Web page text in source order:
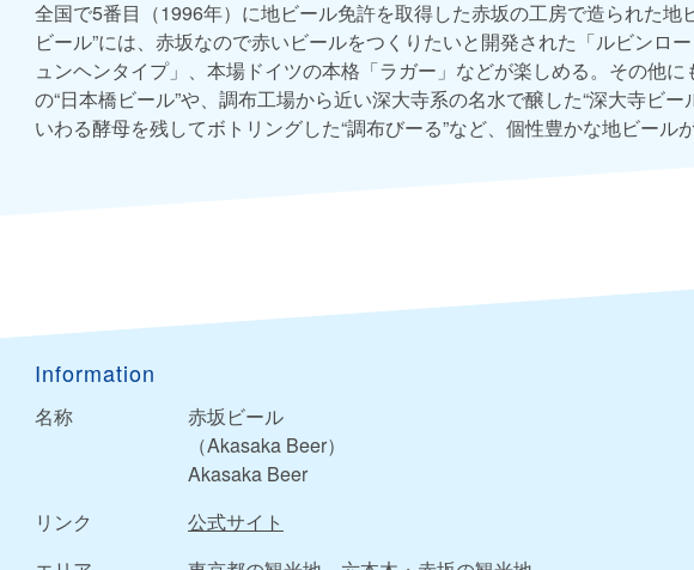
全国で5番目（1996年）に地ビール免許を取得した赤坂の工房で造られた地
ビール”には、赤坂なので赤いビールをつくりたいと開発された「ルビンロ
ュンヘンタイプ」、本場ドイツの本格「ラガー」などが楽しめる。その他
の“日本橋ビール”や、調布工場から近い深大寺系の名水で醸した“深大寺ビー
いわる酵母を残してボトリングした“調布びーる”など、個性豊かな地ビール
Information
名称
赤坂ビール
（Akasaka Beer）
Akasaka Beer
リンク
公式サイト